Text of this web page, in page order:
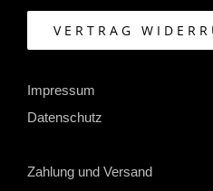
VERTRAG
Impressum
Datenschutz
Zahlung und Versand